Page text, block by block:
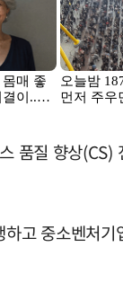
질 향상
고 중소벤처